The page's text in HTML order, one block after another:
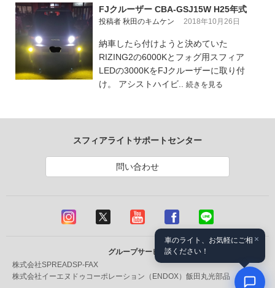
FJクルーザー CBA-GSJ15W H25年式
投稿者 秋田のキムケン 2018年10月26日
納車したら付けようと決めていた
RIZING2の6000Kとフォグ用スフィア
LEDの3000KをFJクルーザーに取り付
け。 アシストハイビ.. 続きを見る
スフィアライトサポートセンター
問い合わせ
グループサービス
株式会社SPREADSP-FAX
株式会社イーエヌドゥコーポレーション（ENDOX） 飯田丸光部品
×
車のライト、お気軽にご相
談ください！